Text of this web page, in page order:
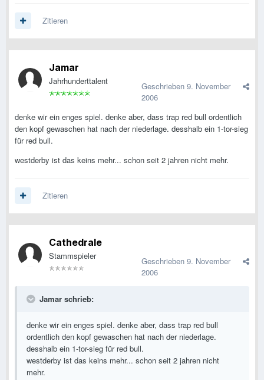
Zitieren
Jamar
Jahrhunderttalent Geschrieben 9. November
2006
denke wir ein enges spiel. denke aber, dass trap red bull ordentlich
den kopf gewaschen hat nach der niederlage. desshalb ein 1-tor-sieg
für red bull.
westderby ist das keins mehr... schon seit 2 jahren nicht mehr.
Zitieren
Cathedrale
Stammspieler Geschrieben 9. November
2006
Jamar schrieb:
denke wir ein enges spiel. denke aber, dass trap red bull
ordentlich den kopf gewaschen hat nach der niederlage.
desshalb ein 1-tor-sieg für red bull.
westderby ist das keins mehr... schon seit 2 jahren nicht
mehr.